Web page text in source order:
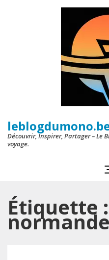
Découvrir, Inspirer, Partager – Le
voyage.
Étiquette :
normande